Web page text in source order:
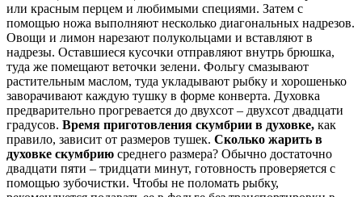
или красным перцем и любимыми специями. Затем с
помощью ножа выполняют несколько диагональных надрезов.
Овощи и лимон нарезают полукольцами и вставляют в
надрезы. Оставшиеся кусочки отправляют внутрь брюшка,
туда же помещают веточки зелени. Фольгу смазывают
растительным маслом, туда укладывают рыбку и хорошенько
заворачивают каждую тушку в форме конверта. Духовка
предварительно прогревается до двухсот – двухсот двадцати
градусов. Время приготовления скумбрии в духовке, как
правило, зависит от размеров тушек. Сколько жарить в
духовке скумбрию среднего размера? Обычно достаточно
двадцати пяти – тридцати минут, готовность проверяется с
помощью зубочистки. Чтобы не поломать рыбку,